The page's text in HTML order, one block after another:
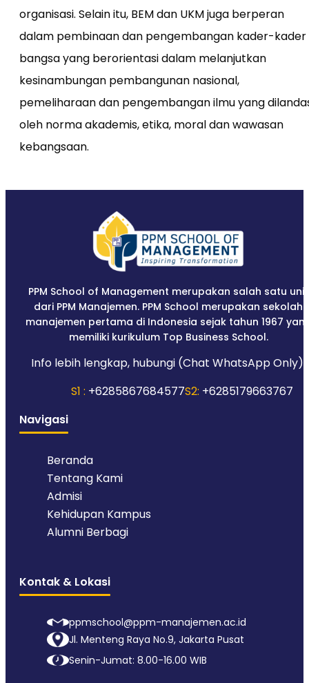
organisasi. Selain itu, BEM dan UKM juga berperan
dalam pembinaan dan pengembangan kader-kader
bangsa yang berorientasi dalam melanjutkan
kesinambungan pembangunan nasional,
pemeliharaan dan pengembangan ilmu yang
oleh norma akademis, etika, moral dan wawasan
kebangsaan.
PPM School of Management merupakan salah satu unit
dari PPM Manajemen. PPM School merupakan sekolah
manajemen pertama di Indonesia sejak tahun 1967
memiliki kurikulum Top Business School.
Info lebih lengkap, hubungi (Chat WhatsApp Only):
S1 : +6285867684577S2: +6285179663767
Navigasi
Beranda
Tentang Kami
Admisi
Kehidupan Kampus
Alumni Berbagi
Kontak & Lokasi
ppmschool@ppm-manajemen.ac.id
Jl. Menteng Raya No.9, Jakarta Pusat
Senin-Jumat: 8.00-16.00 WIB